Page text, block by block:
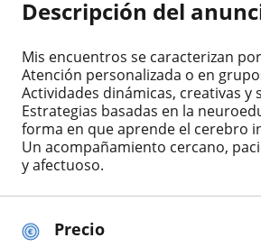
Precio
Descripción del
Mis encuentros se caracterizan
Atención personalizada o en
Actividades dinámicas, creativas y
Estrategias basadas en la
forma en que aprende el cerebro
Un acompañamiento cercano,
y afectuoso.